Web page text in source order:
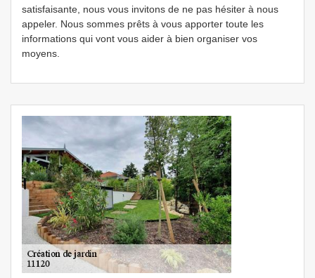
satisfaisante, nous vous invitons de ne pas hésiter à nous
appeler. Nous sommes prêts à vous apporter toute les
informations qui vont vous aider à bien organiser vos
moyens.